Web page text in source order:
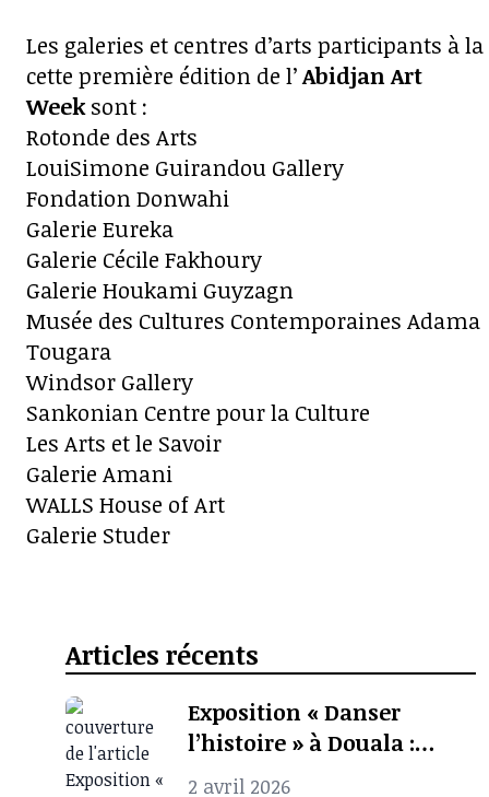
Les galeries et centres d’arts participants à la
cette première édition de l’Abidjan Art
Weeksont :
Rotonde des Arts
LouiSimone Guirandou Gallery
Fondation Donwahi
Galerie Eureka
Galerie Cécile Fakhoury
Galerie Houkami Guyzagn
Musée des Cultures Contemporaines Adama
Tougara
Windsor Gallery
Sankonian Centre pour la Culture
Les Arts et le Savoir
Galerie Amani
WALLS House of Art
Galerie Studer
Articles récents
Exposition « Danser
l’histoire » à Douala :
quand l’archive
2 avril 2026